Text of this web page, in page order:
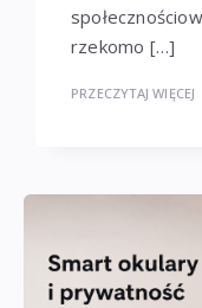
rzekomo […]
PRZECZYTAJ WIĘCEJ